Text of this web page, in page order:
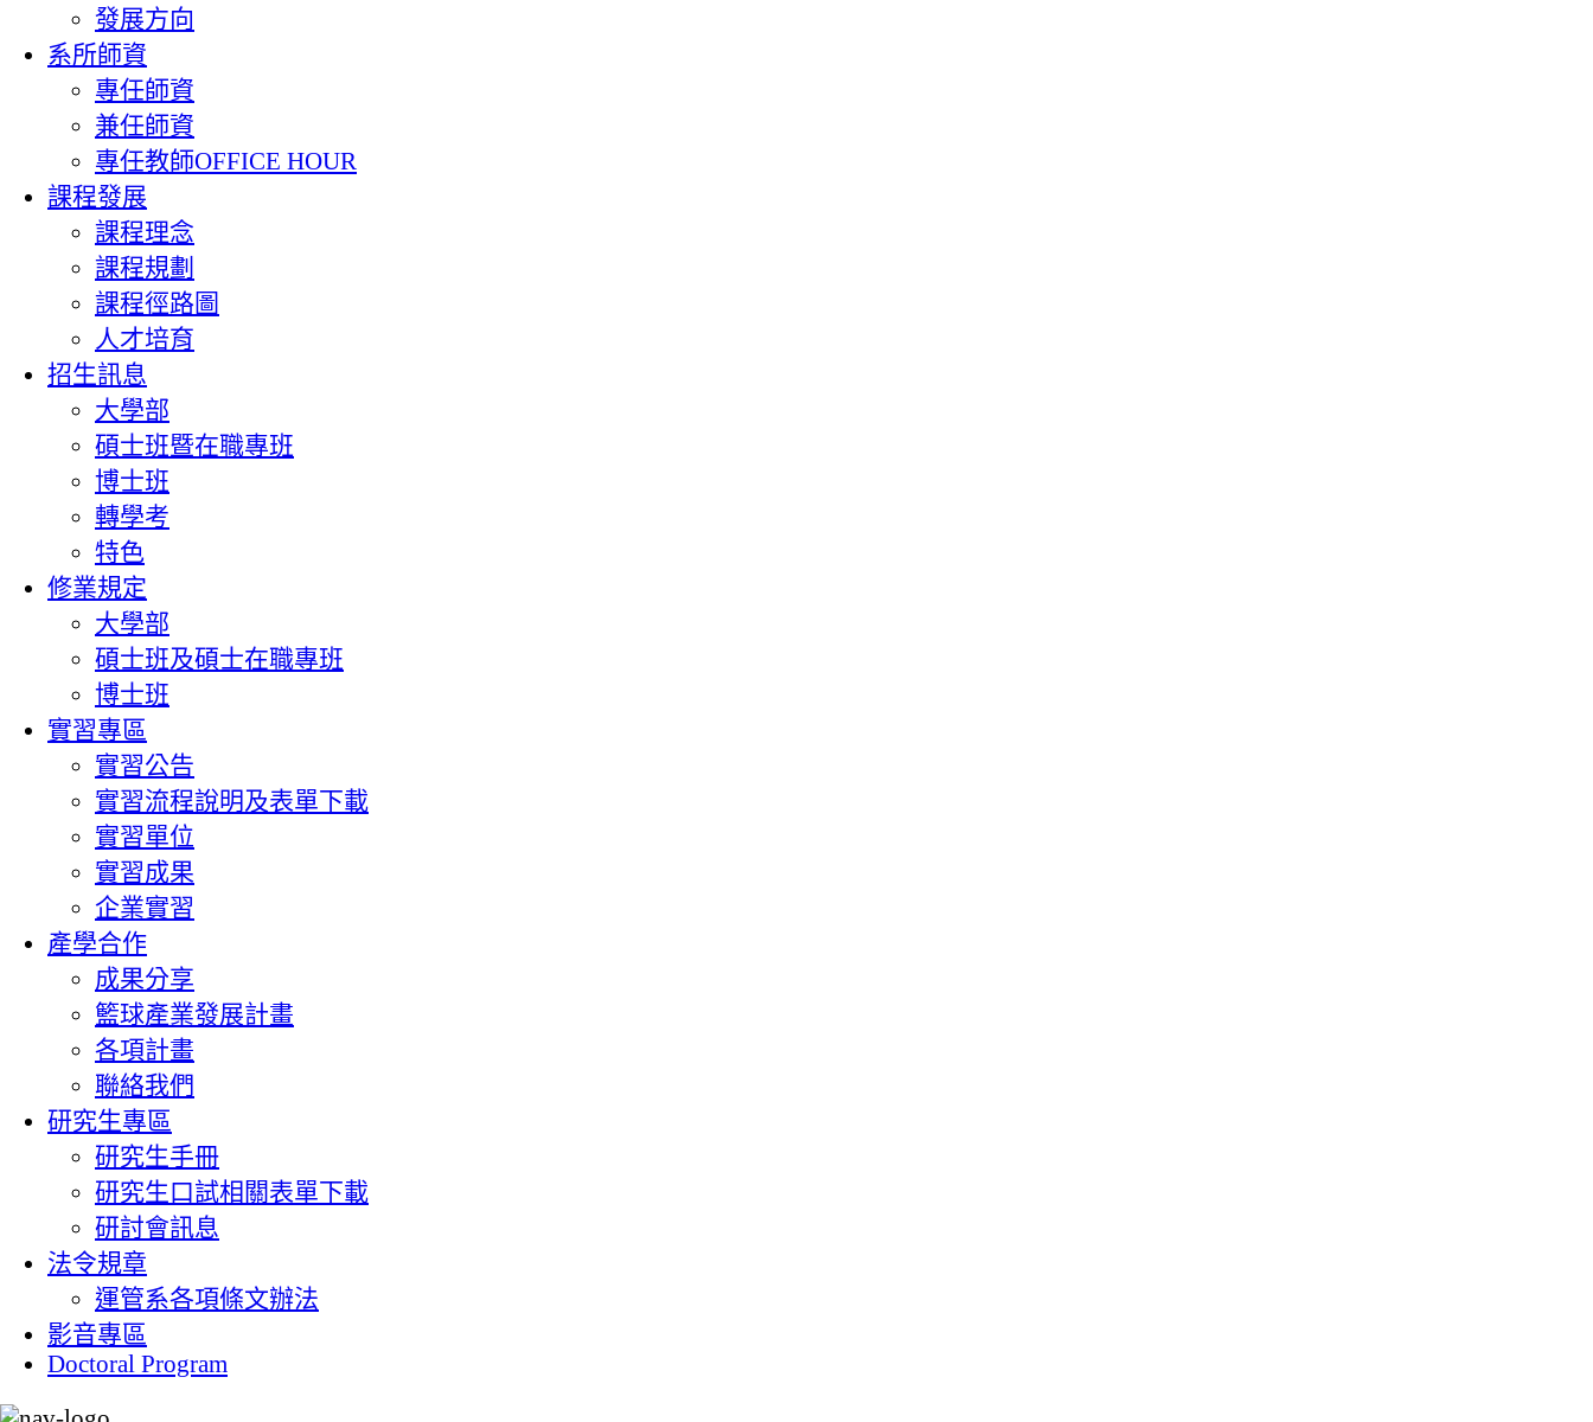
發展方向
系所師資
專任師資
兼任師資
專任教師OFFICE HOUR
課程發展
課程理念
課程規劃
課程徑路圖
人才培育
招生訊息
大學部
碩士班暨在職專班
博士班
轉學考
特色
修業規定
大學部
碩士班及碩士在職專班
博士班
實習專區
實習公告
實習流程說明及表單下載
實習單位
實習成果
企業實習
產學合作
成果分享
籃球產業發展計畫
各項計畫
聯絡我們
研究生專區
研究生手冊
研究生口試相關表單下載
研討會訊息
法令規章
運管系各項條文辦法
影音專區
Doctoral Program